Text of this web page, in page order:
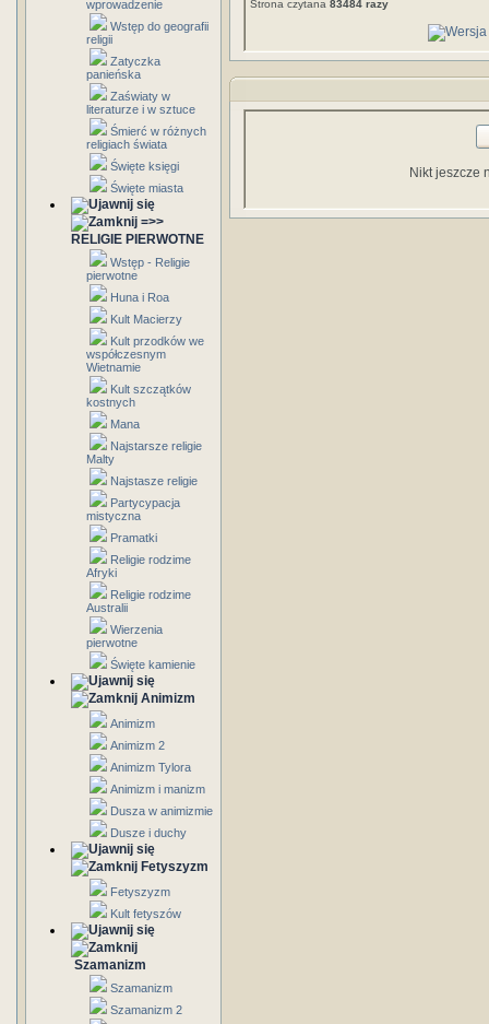
wprowadzenie
Wstęp do geografii
religii
Zatyczka
panieńska
Zaświaty w
literaturze i w sztuce
Śmierć w różnych
religiach świata
Święte księgi
Święte miasta
=>>
RELIGIE PIERWOTNE
Wstęp - Religie
pierwotne
Huna i Roa
Kult Macierzy
Kult przodków we
współczesnym
Wietnamie
Kult szczątków
kostnych
Mana
Najstarsze religie
Malty
Najstasze religie
Partycypacja
mistyczna
Pramatki
Religie rodzime
Afryki
Religie rodzime
Australii
Wierzenia
pierwotne
Święte kamienie
Animizm
Animizm
Animizm 2
Animizm Tylora
Animizm i manizm
Dusza w animizmie
Dusze i duchy
Fetyszyzm
Fetyszyzm
Kult fetyszów
Szamanizm
Szamanizm
Szamanizm 2
Strona czytana 83484 razy
Nikt jeszcze